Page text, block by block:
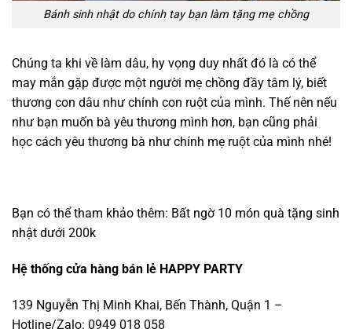
Bánh sinh nhật do chính tay bạn làm tặng mẹ chồng
Chúng ta khi về làm dâu, hy vọng duy nhất đó là có thể
may mắn gặp được một người mẹ chồng đầy tâm lý, biết
thương con dâu như chính con ruột của mình. Thế nên nếu
như bạn muốn bà yêu thương mình hơn, bạn cũng phải
học cách yêu thương bà như chính mẹ ruột của mình nhé!
Bạn có thể tham khảo thêm: Bất ngờ 10 món quà tặng sinh
nhật dưới 200k
Hệ thống cửa hàng bán lẻ HAPPY PARTY
139 Nguyễn Thị Minh Khai, Bến Thành, Quận 1 –
Hotline/Zalo: 0949 018 058